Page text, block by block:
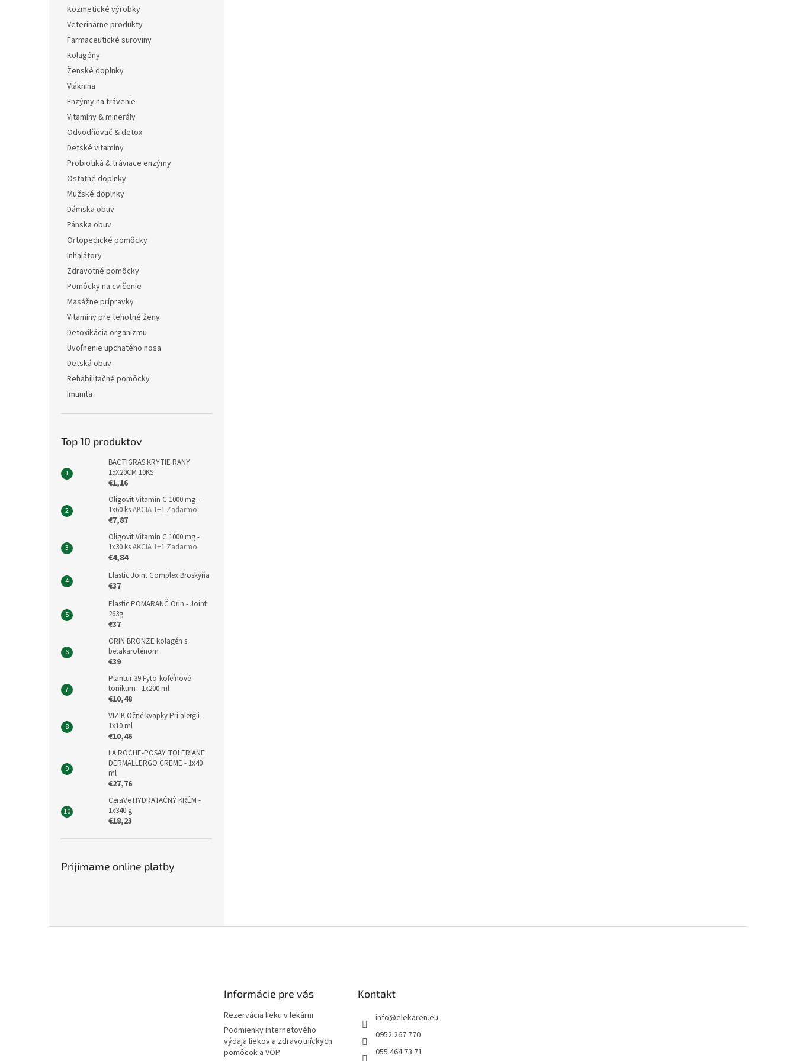
Kozmetické výrobky
Veterinárne produkty
Farmaceutické suroviny
Kolagény
Ženské doplnky
Vláknina
Enzýmy na trávenie
Vitamíny & minerály
Odvodňovač & detox
Detské vitamíny
Probiotiká & tráviace enzýmy
Ostatné doplnky
Mužské doplnky
Dámska obuv
Pánska obuv
Ortopedické pomôcky
Inhalátory
Zdravotné pomôcky
Pomôcky na cvičenie
Masážne prípravky
Vitamíny pre tehotné ženy
Detoxikácia organizmu
Uvoľnenie upchatého nosa
Detská obuv
Rehabilitačné pomôcky
Imunita
Top 10 produktov
BACTIGRAS KRYTIE RANY
15X20CM 10KS
€1,16
Oligovit Vitamín C 1000 mg -
1x60 ksAKCIA 1+1 Zadarmo
€7,87
Oligovit Vitamín C 1000 mg -
1x30 ksAKCIA 1+1 Zadarmo
€4,84
Elastic Joint Complex Broskyňa
€37
Elastic POMARANČ Orin - Joint
263g
€37
ORIN BRONZE kolagén s
betakaroténom
€39
Plantur 39 Fyto-kofeínové
tonikum - 1x200 ml
€10,48
VIZIK Očné kvapky Pri alergii -
1x10 ml
€10,46
LA ROCHE-POSAY TOLERIANE
DERMALLERGO CREME - 1x40
ml
€27,76
CeraVe HYDRATAČNÝ KRÉM -
1x340 g
€18,23
Prijímame online platby
Informácie pre vás
Rezervácia lieku v lekárni
Podmienky internetového
výdaja liekov a zdravotníckych
pomôcok a VOP
Kontakt
info@elekaren.eu
0952 267 770
055 464 73 71